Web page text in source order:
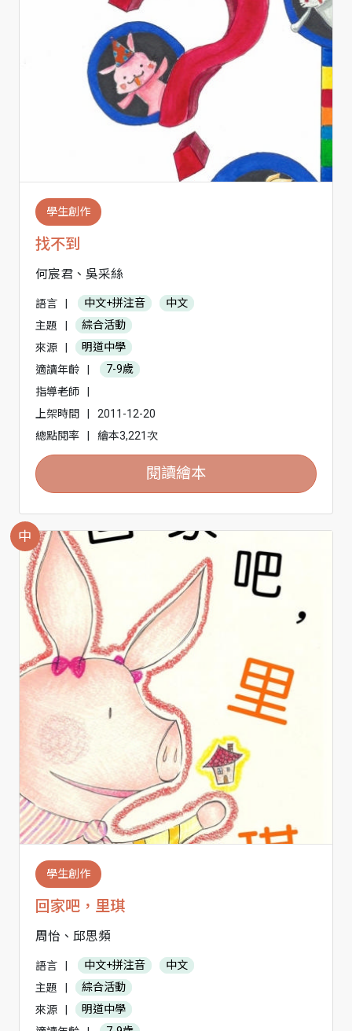
學生創作
找不到
何宸君、吳采絲
語言 | 中文+拼注音
中文
主題
|
綜合活動
來源
|
明道中學
適讀年齡
|
7-9歲
指導老師
|
上架時間
|
2011-12-20
總點閱率
| 繪本3,221次
閱讀繪本
中
學生創作
回家吧，里琪
周怡、邱思頻
語言 中文+拼注音
中文
主題
綜合活動
來源
明道中學